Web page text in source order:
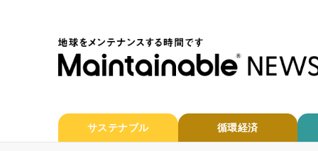
サステナブル 循環経済